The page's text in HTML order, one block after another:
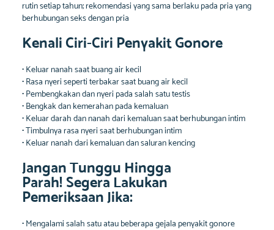
rutin setiap tahun; rekomendasi yang sama berlaku pada pria yang
berhubungan seks dengan pria
Kenali Ciri-Ciri Penyakit Gonore
• Keluar nanah saat buang air kecil
• Rasa nyeri seperti terbakar saat buang air kecil
• Pembengkakan dan nyeri pada salah satu testis
• Bengkak dan kemerahan pada kemaluan
• Keluar darah dan nanah dari kemaluan saat berhubungan intim
• Timbulnya rasa nyeri saat berhubungan intim
• Keluar nanah dari kemaluan dan saluran kencing
Jangan Tunggu Hingga
Parah! Segera Lakukan
Pemeriksaan Jika:
• Mengalami salah satu atau beberapa gejala penyakit gonore